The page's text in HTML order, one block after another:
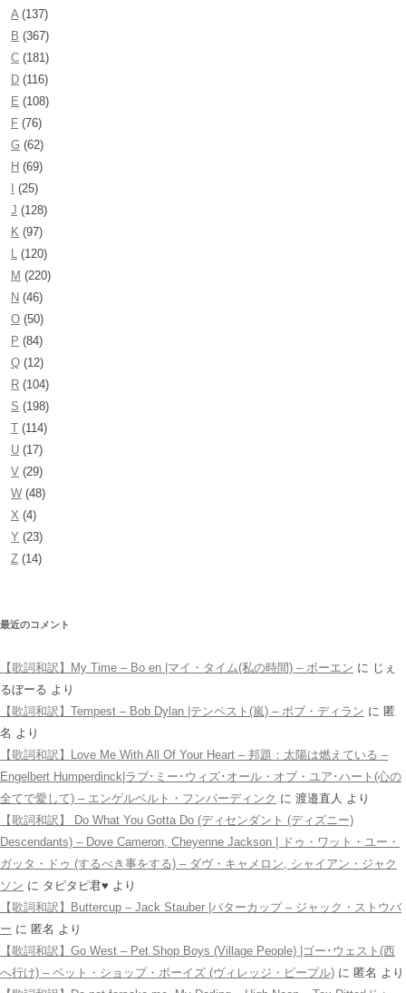
A(137)
B (367)
C (181)
D (116)
E (108)
F (76)
G (62)
H (69)
(25)
J (128)
K (97)
L (120)
M (220)
N (46)
O (50)
P (84)
Q (12)
R (104)
S (198)
T (114)
U (17)
V (29)
W (48)
X (4)
Y (23)
Z (14)
最近のコメント
【歌詞和訳】My Time – Bo en |マイ・タイム(私の時間) – ボーエン に じぇ
るぼーる より
【歌詞和訳】Tempest – Bob Dylan |テンペスト(嵐) – ボブ・ディラン に 匿
名 より
【歌詞和訳】Love Me With All Of Your Heart – 邦題：太陽は燃えている –
Engelbert Humperdinck|ラブ･ミー･ウィズ･オール・オブ・ユア･ハート(心の
全てで愛して) – エンゲルベルト・フンパーディンク に 渡邉直人 より
【歌詞和訳】 Do What You Gotta Do (ディセンダント (ディズニー)
Descendants) – Dove Cameron, Cheyenne Jackson | ドゥ・ワット・ユー・
ガッタ・ドゥ (するべき事をする) – ダヴ・キャメロン, シャイアン・ジャク
ソン に タピタピ君♥️ より
【歌詞和訳】Buttercup – Jack Stauber |バターカップ – ジャック・ストウバ
ー に 匿名 より
【歌詞和訳】Go West – Pet Shop Boys (Village People) |ゴー･ウェスト(西
へ行け) – ペット・ショップ・ボーイズ (ヴィレッジ・ピープル) に 匿名 より